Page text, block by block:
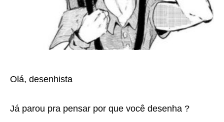
Olá, desenhista
Já parou pra pensar por que você desenha ?